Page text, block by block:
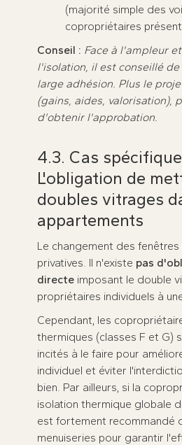
(majorité simple des
copropriétaires
Conseil : Face à l'ampleur
l'isolation, il est conseillé de
large adhésion. Plus le
(gains, aides, valorisation),
d'obtenir l'approbation.
4.3. Cas
L'obligation de
doubles vitrages
appartements
Le changement des
privatives. Il n'existe pas
directeimposant le double
propriétaires individuels à
Cependant, les
thermiques (classes F et G)
incités à le faire pour
individuel et éviter
bien. Par ailleurs, si la
isolation thermique globale
est fortement recommandé
menuiseries pour garantir